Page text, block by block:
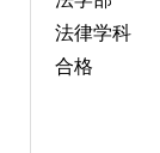
法律学科
合格